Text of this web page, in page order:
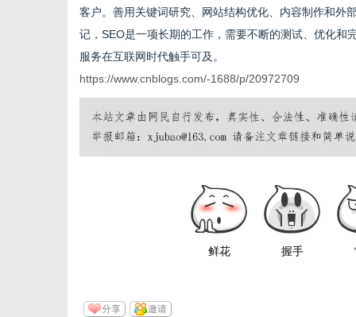
客户。善用关键词研究、网站结构优化、内容制作和外
记，SEO是一项长期的工作，需要不断的测试、优化和
服务在互联网时代触手可及。
https://www.cnblogs.com/-1688/p/20972709
鲜花 握手
分享 邀请